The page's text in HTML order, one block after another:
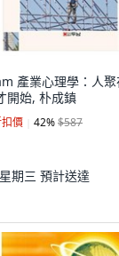
產業心理學：人
開始, 朴成鎮
價 42%$587
期三 預計送達